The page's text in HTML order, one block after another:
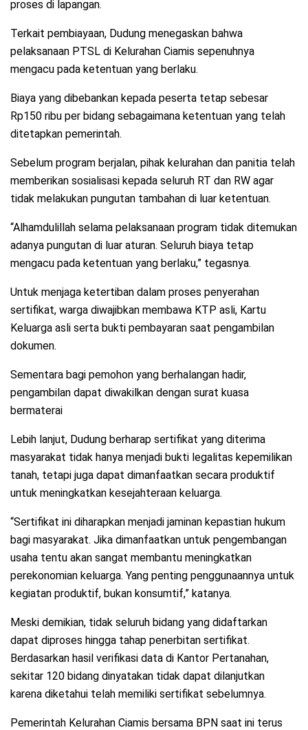
proses di lapangan.
Terkait pembiayaan, Dudung menegaskan bahwa
pelaksanaan PTSL di Kelurahan Ciamis sepenuhnya
mengacu pada ketentuan yang berlaku.
Biaya yang dibebankan kepada peserta tetap sebesar
Rp150 ribu per bidang sebagaimana ketentuan yang telah
ditetapkan pemerintah.
Sebelum program berjalan, pihak kelurahan dan panitia telah
memberikan sosialisasi kepada seluruh RT dan RW agar
tidak melakukan pungutan tambahan di luar ketentuan.
“Alhamdulillah selama pelaksanaan program tidak ditemukan
adanya pungutan di luar aturan. Seluruh biaya tetap
mengacu pada ketentuan yang berlaku,” tegasnya.
Untuk menjaga ketertiban dalam proses penyerahan
sertifikat, warga diwajibkan membawa KTP asli, Kartu
Keluarga asli serta bukti pembayaran saat pengambilan
dokumen.
Sementara bagi pemohon yang berhalangan hadir,
pengambilan dapat diwakilkan dengan surat kuasa
bermaterai
Lebih lanjut, Dudung berharap sertifikat yang diterima
masyarakat tidak hanya menjadi bukti legalitas kepemilikan
tanah, tetapi juga dapat dimanfaatkan secara produktif
untuk meningkatkan kesejahteraan keluarga.
“Sertifikat ini diharapkan menjadi jaminan kepastian hukum
bagi masyarakat. Jika dimanfaatkan untuk pengembangan
usaha tentu akan sangat membantu meningkatkan
perekonomian keluarga. Yang penting penggunaannya untuk
kegiatan produktif, bukan konsumtif,” katanya.
Meski demikian, tidak seluruh bidang yang didaftarkan
dapat diproses hingga tahap penerbitan sertifikat.
Berdasarkan hasil verifikasi data di Kantor Pertanahan,
sekitar 120 bidang dinyatakan tidak dapat dilanjutkan
karena diketahui telah memiliki sertifikat sebelumnya.
Pemerintah Kelurahan Ciamis bersama BPN saat ini terus